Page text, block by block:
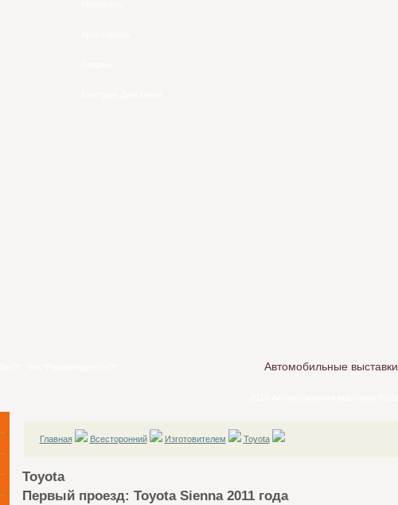
Автомобильные выставки
Главная Всесторонний Изготовителем Toyota
Toyota
Первый проезд: Toyota Sienna 2011 года